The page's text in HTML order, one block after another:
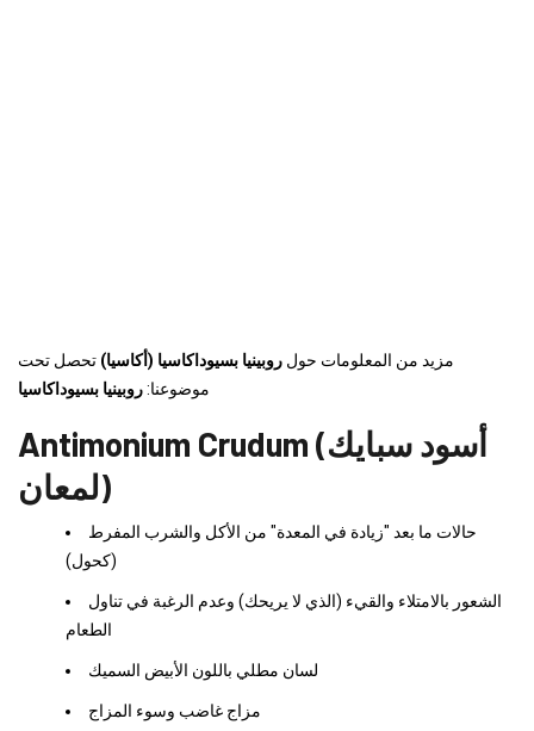
مزيد من المعلومات حول روبينيا بسيوداكاسيا (أكاسيا) تحصل تحت
موضوعنا:روبينيا بسيوداكاسيا
Antimonium Crudum (أسود سبايك
لمعان)
حالات ما بعد "زيادة في المعدة" من الأكل والشرب المفرط
(كحول)
الشعور بالامتلاء والقيء (الذي لا يريحك) وعدم الرغبة في تناول
الطعام
لسان مطلي باللون الأبيض السميك
مزاج غاضب وسوء المزاج